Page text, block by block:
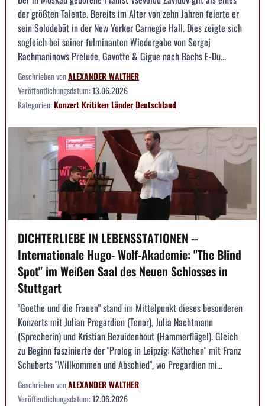
der größten Talente. Bereits im Alter von zehn Jahren feierte er
sein Solodebüt in der New Yorker Carnegie Hall. Dies zeigte sich
sogleich bei seiner fulminanten Wiedergabe von Sergej
Rachmaninows Prelude, Gavotte & Gigue nach Bachs E-Du...
Geschrieben vonALEXANDER WALTHER
Veröffentlichungsdatum:13.06.2026
Kategorien:KonzertKritikenLänderDeutschland
DICHTERLIEBE IN LEBENSSTATIONEN --
Internationale Hugo- Wolf-Akademie: "The Blind
Spot" im Weißen Saal des Neuen Schlosses in
Stuttgart
"Goethe und die Frauen" stand im Mittelpunkt dieses besonderen
Konzerts mit Julian Pregardien (Tenor), Julia Nachtmann
(Sprecherin) und Kristian Bezuidenhout (Hammerflügel). Gleich
zu Beginn faszinierte der "Prolog in Leipzig: Käthchen" mit Franz
Schuberts "Willkommen und Abschied", wo Pregardien mi...
Geschrieben vonALEXANDER WALTHER
Veröffentlichungsdatum:12.06.2026